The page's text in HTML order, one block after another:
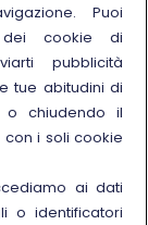
Puoi
dei cookie di
pubblicità
tue abitudini di
o chiudendo il
i soli cookie
ai dati
o identificatori